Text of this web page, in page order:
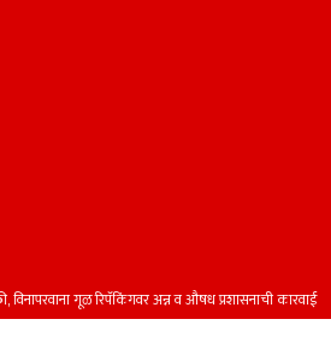
गूळ रिपॅकिंगवर अन्न व औषध प्रशासनाची कारवाई